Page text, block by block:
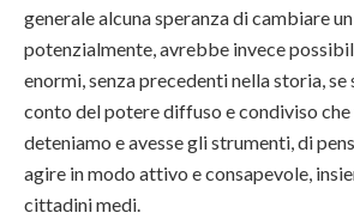
generale alcuna speranza di cambiare
potenzialmente, avrebbe invece
enormi, senza precedenti nella storia, se
conto del potere diffuso e condiviso
deteniamo e avesse gli strumenti, di
agire in modo attivo e consapevole,
cittadini medi.